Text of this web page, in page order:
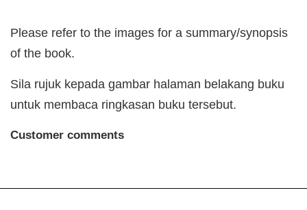
Please refer to the images for a summary/synopsis
of the book.
Sila rujuk kepada gambar halaman belakang buku
untuk membaca ringkasan buku tersebut.
Customer comments